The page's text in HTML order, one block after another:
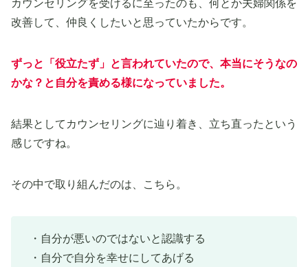
カウンセリングを受けるに至ったのも、何とか夫婦関係を
改善して、仲良くしたいと思っていたからです。
ずっと「役立たず」と言われていたので、本当にそうなの
かな？と 自分を責める様になっていました。
結果としてカウンセリングに辿り着き、立ち直ったという
感じですね。
その中で取り組んだのは、こちら。
・自分が悪いのではないと認識する
・自分で自分を幸せにしてあげる